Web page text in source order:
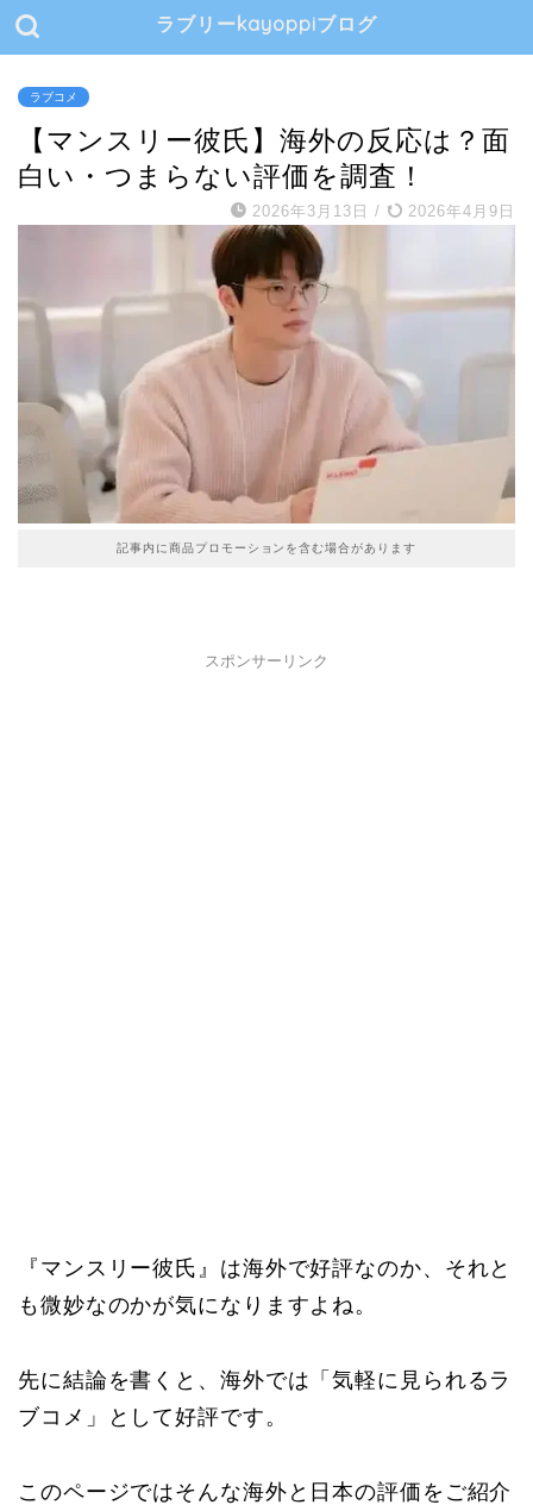
ラブリーkayoppiブログ
ラブコメ
【マンスリー彼氏】海外の反応は？面
白い・つまらない評価を調査！
2026年3月13日 / 2026年4月9日
記事内に商品プロモーションを含む場合があります
スポンサーリンク
『マンスリー彼氏』は海外で好評なのか、それと
も微妙なのかが気になりますよね。
先に結論を書くと、海外では「気軽に見られるラ
ブコメ」として好評です。
このページではそんな海外と日本の評価をご紹介